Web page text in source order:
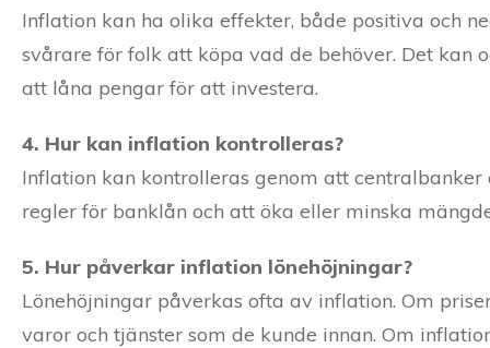
Inflation kan ha olika effekter, både positiva och
svårare för folk att köpa vad de behöver. Det kan
att låna pengar för att investera.
4. Hur kan inflation kontrolleras?
Inflation kan kontrolleras genom att
regler för banklån och att öka eller minska
5. Hur påverkar inflation lönehöjningar?
Lönehöjningar påverkas ofta av inflation. Om
varor och tjänster som de kunde innan. Om